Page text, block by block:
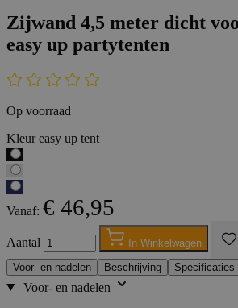
Zijwand 4,5 meter dicht
easy up partytenten
Op voorraad
Kleur easy up tent
Vanaf: € 46,95
Aantal
In Winkelwagen
Voor- en nadelen
Beschrijving Specificaties
Voor- en nadelen